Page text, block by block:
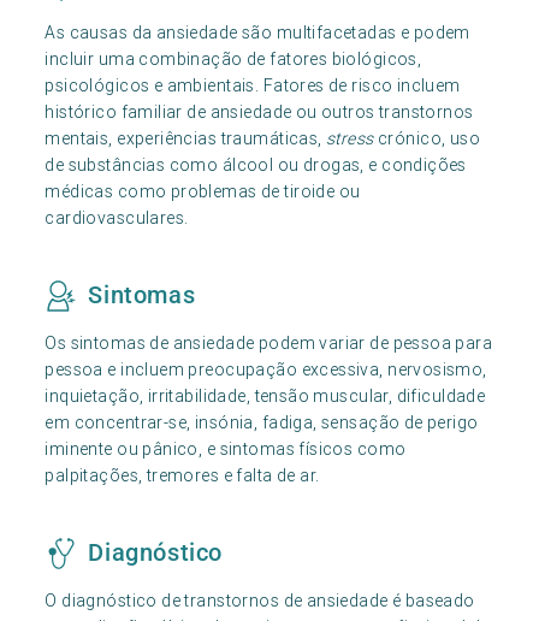
As causas da ansiedade são multifacetadas e podem
incluir uma combinação de fatores biológicos,
psicológicos e ambientais. Fatores de risco incluem
histórico familiar de ansiedade ou outros transtornos
mentais, experiências traumáticas, stresscrónico, uso
de substâncias como álcool ou drogas, e condições
médicas como problemas de tiroide ou
cardiovasculares.
Sintomas
Os sintomas de ansiedade podem variar de pessoa para
pessoa e incluem preocupação excessiva, nervosismo,
inquietação, irritabilidade, tensão muscular, dificuldade
em concentrar-se, insónia, fadiga, sensação de perigo
iminente ou pânico, e sintomas físicos como
palpitações, tremores e falta de ar.
Diagnóstico
O diagnóstico de transtornos de ansiedade é baseado